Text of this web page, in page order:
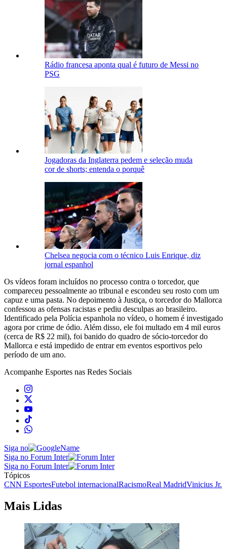
Rádio francesa aponta qual é futuro de Messi no
PSG
Jogadoras da Inglaterra pedem e seleção muda
cor de shorts; entenda o porquê
Chelsea negocia com o técnico Luis Enrique, diz
jornal espanhol
Os vídeos foram incluídos no processo contra o torcedor, que
compareceu pessoalmente ao tribunal e escondeu seu rosto com um
capuz e uma pasta. No depoimento à Justiça, o torcedor do Mallorca
confessou as ofensas racistas e pediu desculpas ao brasileiro.
Identificado pela Polícia espanhola no vídeo, o homem é investigado
agora por crime de ódio. Além disso, ele foi multado em 4 mil euros
(cerca de R$ 22 mil), foi banido do quadro de sócio-torcedor do
Mallorca e está impedido de entrar em eventos esportivos pelo
período de um ano.
Acompanhe Esportes nas Redes Sociais
Siga no
Siga no Forum Inter
Siga no Forum Inter
Tópicos
CNN EsportesFutebol internacionalRacismoReal MadridVinicius Jr.
Mais Lidas